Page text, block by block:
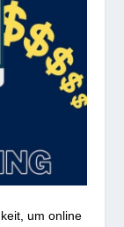
um online